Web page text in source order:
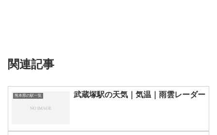
関連記事
熊本県の駅一覧 武蔵塚駅の天気｜気温｜雨雲レーダー